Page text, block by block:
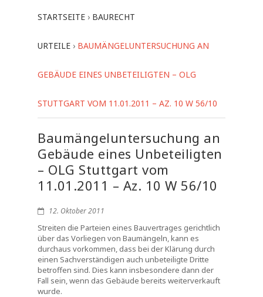
STARTSEITE › BAURECHT
URTEILE › BAUMÄNGELUNTERSUCHUNG AN
GEBÄUDE EINES UNBETEILIGTEN – OLG
STUTTGART VOM 11.01.2011 – AZ. 10 W 56/10
Baumängeluntersuchung an
Gebäude eines Unbeteiligten
– OLG Stuttgart vom
11.01.2011 – Az. 10 W 56/10
12. Oktober 2011
Streiten die Parteien eines Bauvertrages gerichtlich
über das Vorliegen von Baumängeln, kann es
durchaus vorkommen, dass bei der Klärung durch
einen Sachverständigen auch unbeteiligte Dritte
betroffen sind. Dies kann insbesondere dann der
Fall sein, wenn das Gebäude bereits weiterverkauft
wurde.